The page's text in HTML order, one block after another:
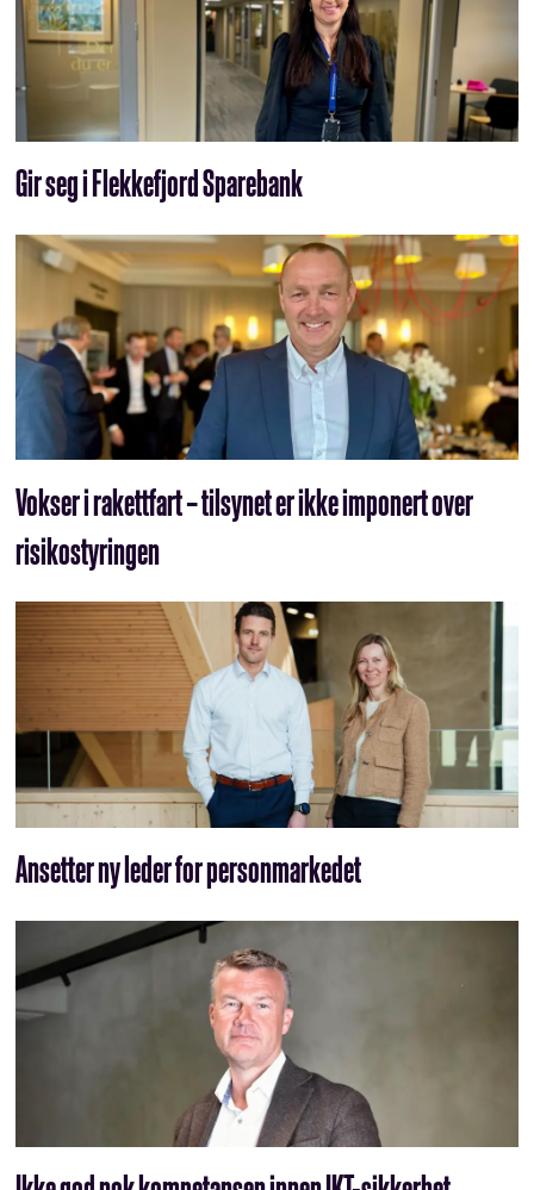
Gir seg i Flekkefjord Sparebank
Vokser i rakettfart – tilsynet er ikke imponert over
risikostyringen
Ansetter ny leder for personmarkedet